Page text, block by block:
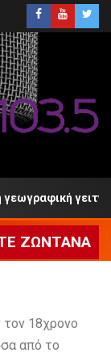
γειτνίαση»
ΖΩΝΤΑΝΆ
τον 18χρονο
από το